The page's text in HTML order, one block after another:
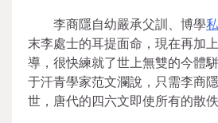
李商隱自幼嚴承父訓、博學
末李處士的耳提面命，現在再加
導，很快練就了世上無雙的今體
于汗青學家范文瀾說，只需李商
世，唐代的四六文即使所有的散佚